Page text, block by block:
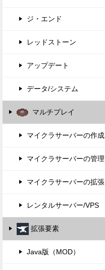
ジ・エンド
レッドストーン
アップデート
データ/システム
マルチプレイ
マイクラサーバーの作成
マイクラサーバーの管理
マイクラサーバーの拡張
レンタルサーバー/VPS
拡張要素
Java版（MOD）